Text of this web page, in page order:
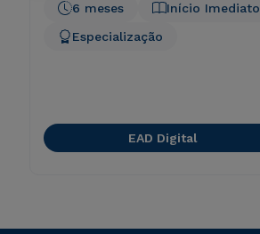
Início Imediato
6 meses
Especialização
EAD Digital